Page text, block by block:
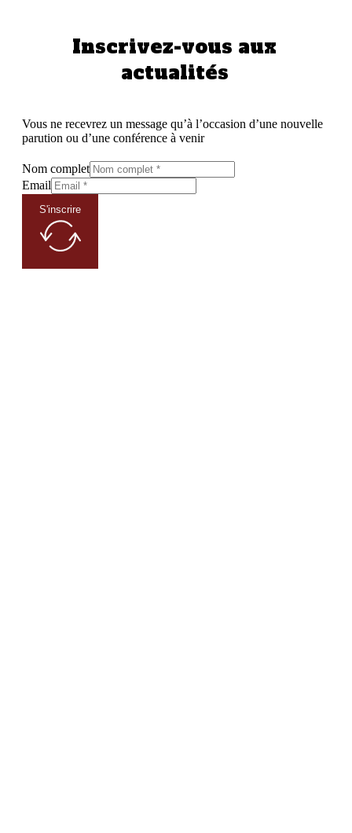
Inscrivez-vous aux
actualités
Vous ne recevrez un message qu’à l’occasion d’une nouvelle
parution ou d’une conférence à venir
Nom complet
Email
S'inscrire